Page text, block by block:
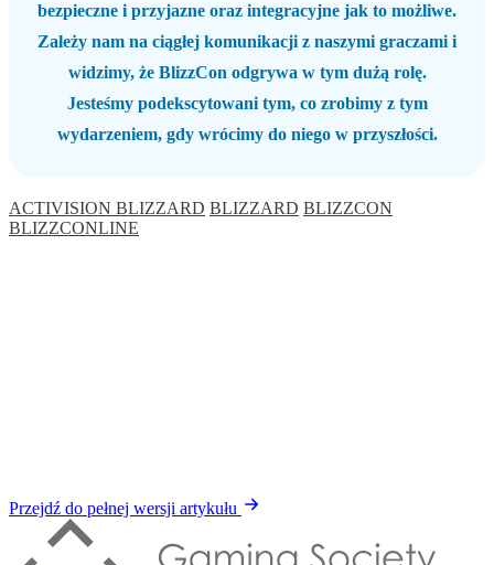
bezpieczne i przyjazne oraz integracyjne jak to możliwe.
Zależy nam na ciągłej komunikacji z naszymi graczami i
widzimy, że BlizzCon odgrywa w tym dużą rolę.
Jesteśmy podekscytowani tym, co zrobimy z tym
wydarzeniem, gdy wrócimy do niego w przyszłości.
ACTIVISION BLIZZARD BLIZZARD BLIZZCON
BLIZZCONLINE
Przejdź do pełnej wersji artykułu